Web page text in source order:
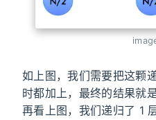
如上图，我们需要把这颗
时都加上，最终的结果就
再看上图，我们递归了 1